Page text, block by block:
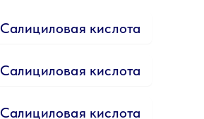
Салициловая кислота
Салициловая кислота
Салициловая кислота